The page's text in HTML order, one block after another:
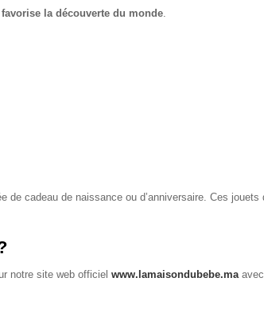
favorise la découverte du monde
de cadeau de naissance ou d’anniversaire. Ces jouets
notre site web officiel www.lamaisondubebe.ma